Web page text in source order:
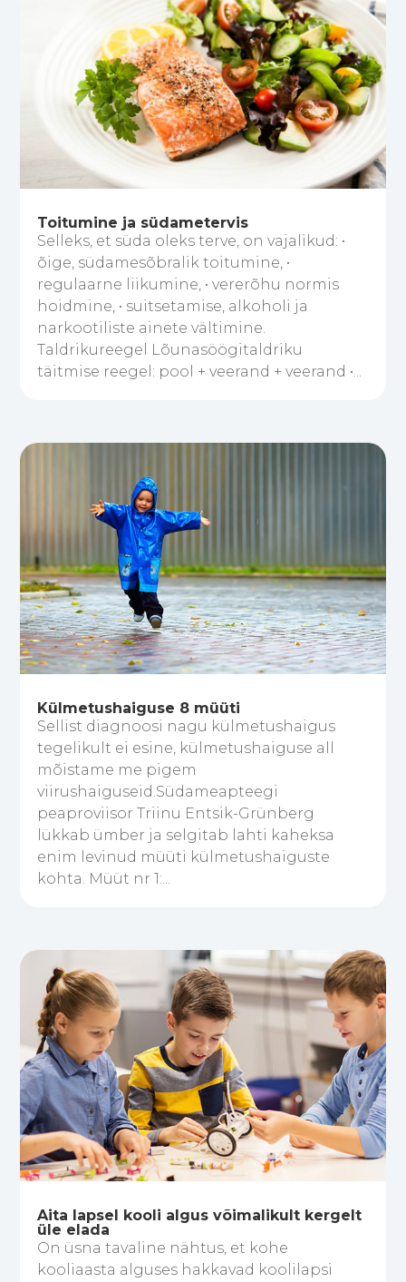
Toitumine ja südametervis
Selleks, et süda oleks terve, on vajalikud: •
õige, südamesõbralik toitumine, •
regulaarne liikumine, • vererõhu normis
hoidmine, • suitsetamise, alkoholi ja
narkootiliste ainete vältimine.
Taldrikureegel Lõunasöögitaldriku
täitmise reegel: pool + veerand + veerand •...
Külmetushaiguse 8 müüti
Sellist diagnoosi nagu külmetushaigus
tegelikult ei esine, külmetushaiguse all
mõistame me pigem
viirushaiguseid.Südameapteegi
peaproviisor Triinu Entsik-Grünberg
lükkab ümber ja selgitab lahti kaheksa
enim levinud müüti külmetushaiguste
kohta. Müüt nr 1:...
Aita lapsel kooli algus võimalikult kergelt
üle elada
On üsna tavaline nähtus, et kohe
kooliaasta alguses hakkavad koolilapsi